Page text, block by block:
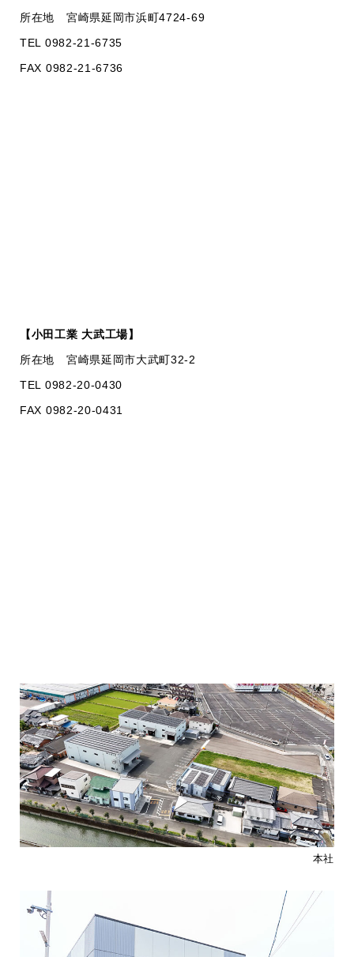
所在地 宮崎県延岡市浜町4724-69
TEL 0982-21-6735
FAX 0982-21-6736
【小田工業 大武工場】
所在地 宮崎県延岡市大武町32-2
TEL 0982-20-0430
FAX 0982-20-0431
本社